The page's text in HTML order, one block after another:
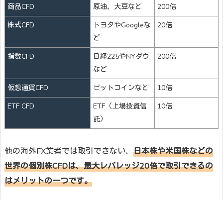
商品CFD 原油、大豆など
200倍
株式CFD
トヨタやGoogleな
ど
20倍
指数CFD
日経225やNYダウ
など
200倍
仮想通貨CFD ビットコインなど
10倍
ETF CFD
ETF（上場投資信
託）
10倍
他の海外FX業者では取引できない、 日本株や米国株などの
世界の個別株CFDは、最大レバレッジ20倍で取引できるの
はメリットの一つです。